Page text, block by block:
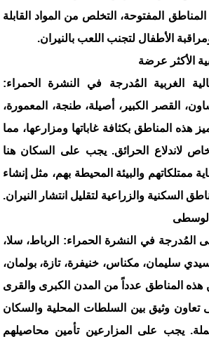
المفتوحة، التخلص من المواد القابلة
الأطفال لتجنب اللعب بالنيران.
الأكثر عرضة
الغربية المُدرجة في النشرة الحمراء:
القصر الكبير، أصيلة، طنجة، المعمورة،
هذه المناطق بكثافة غاباتها ومزارعها، مما
لاندلاع الحرائق. يجب على السكان هنا
ممتلكاتهم والبيئة المحيطة بهم، مثل إنشاء
السكنية والزراعية لتقليل انتشار النيران.
في النشرة الحمراء: الرباط، سلا،
سليمان، مكناس، خنيفرة، تازة، بولمان،
هذه المناطق عدداً من المدن الكبرى والقرى
تعاون وثيق بين السلطات المحلية والسكان
يجب على المزارعين تأمين محاصيلهم